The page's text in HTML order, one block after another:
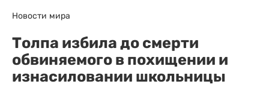
Новости мира
Толпа избила до смерти
обвиняемого в похищении и
изнасиловании школьницы